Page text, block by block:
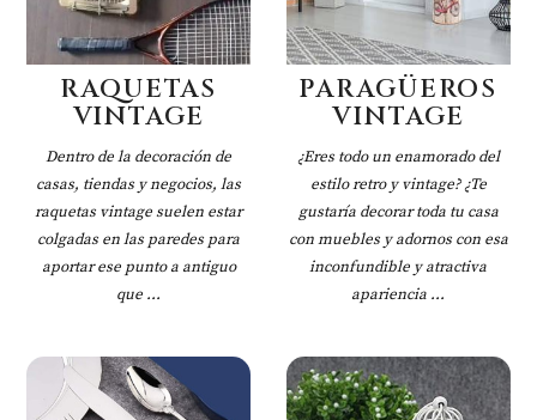
RAQUETAS
VINTAGE
Dentro de la decoración de
casas, tiendas y negocios, las
raquetas vintage suelen estar
colgadas en las paredes para
aportar ese punto a antiguo
que ...
PARAGÜEROS
VINTAGE
¿Eres todo un enamorado del
estilo retro y vintage? ¿Te
gustaría decorar toda tu casa
con muebles y adornos con esa
inconfundible y atractiva
apariencia ...